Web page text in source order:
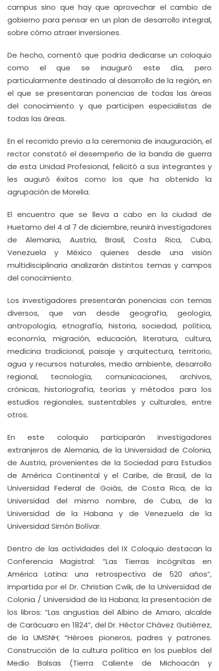
campus sino que hay que aprovechar el cambio de
gobierno para pensar en un plan de desarrollo integral,
sobre cómo atraer inversiones.
De hecho, comentó que podría dedicarse un coloquio
como el que se inauguró este día, pero
particularmente destinado al desarrollo de la región, en
el que se presentaran ponencias de todas las áreas
del conocimiento y que participen especialistas de
todas las áreas.
En el recorrido previo a la ceremonia de inauguración, el
rector constató el desempeño de la banda de guerra
de esta Unidad Profesional, felicitó a sus integrantes y
les auguró éxitos como los que ha obtenido la
agrupación de Morelia.
El encuentro que se lleva a cabo en la ciudad de
Huetamo del 4 al 7 de diciembre, reunirá investigadores
de Alemania, Austria, Brasil, Costa Rica, Cuba,
Venezuela y México quienes desde una visión
multidisciplinaria analizarán distintos temas y campos
del conocimiento.
Los investigadores presentarán ponencias con temas
diversos, que van desde geografía, geología,
antropología, etnografía, historia, sociedad, política,
economía, migración, educación, literatura, cultura,
medicina tradicional, paisaje y arquitectura, territorio,
agua y recursos naturales, medio ambiente, desarrollo
regional, tecnología, comunicaciones, archivos,
crónicas, historiografía, teorías y métodos para los
estudios regionales, sustentables y culturales, entre
otros.
En este coloquio participarán investigadores
extranjeros de Alemania, de la Universidad de Colonia,
de Austria, provenientes de la Sociedad para Estudios
de América Continental y el Caribe, de Brasil, de la
Universidad Federal de Goiás, de Costa Rica, de la
Universidad del mismo nombre, de Cuba, de la
Universidad de la Habana y de Venezuela de la
Universidad Simón Bolívar.
Dentro de las actividades del IX Coloquio destacan la
Conferencia Magistral: “Las Tierras incógnitas en
América Latina: una retrospectiva de 520 años”,
impartida por el Dr. Christian Cwik, de la Universidad de
Colonia / Universidad de la Habana; la presentación de
los libros: “Las angustias del Albino de Amaro, alcalde
de Carácuaro en 1824”, del Dr. Héctor Chávez Gutiérrez,
de la UMSNH; “Héroes pioneros, padres y patrones.
Construcción de la cultura política en los pueblos del
Medio Balsas (Tierra Caliente de Michoacán y